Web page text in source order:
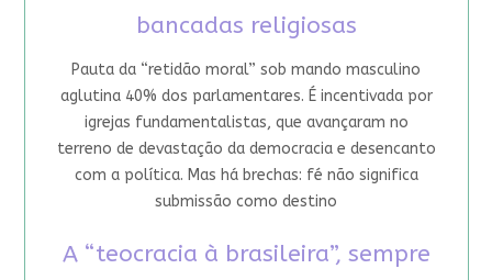
bancadas religiosas
Pauta da “retidão moral” sob mando masculino
aglutina 40% dos parlamentares. É incentivada por
igrejas fundamentalistas, que avançaram no
terreno de devastação da democracia e desencanto
com a política. Mas há brechas: fé não significa
submissão como destino
A “teocracia à brasileira”, sempre